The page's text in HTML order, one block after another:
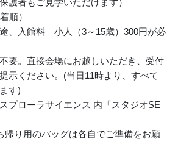
順）
入館料 小人（3～15歳）300円が必
要。直接会場にお越しいただき、受付
示ください。(当日11時より、すべて
す)
プローラサイエンス 内「スタジオSE
り用のバッグは各自でご準備をお願